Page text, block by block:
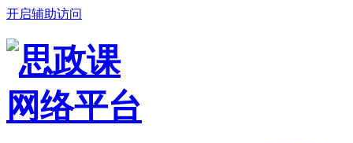
开启辅助访问